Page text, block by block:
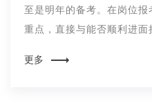
至是明年的备考。在岗位
重点，直接与能否顺利进面
更多